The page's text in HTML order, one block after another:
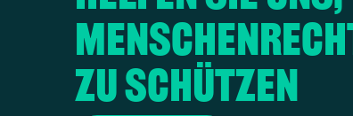
zu schützen